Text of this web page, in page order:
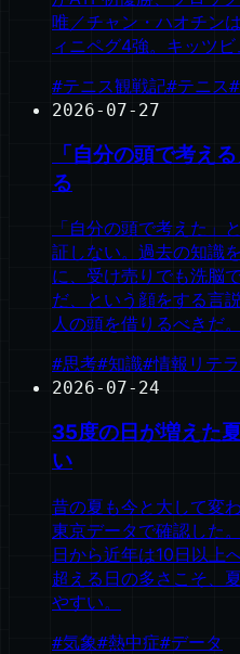
唯／チャン・ハオチン
ィニペグ4強。キッツビ
#テニス観戦記#テニス#
2026-07-27
「自分の頭で考え
る
「自分の頭で考えた」
証しない。過去の知識
に、受け売りでも洗脳
だ、という顔をする言
人の頭を借りるべきだ。
#思考#知識#情報リテ
2026-07-24
35度の日が増えた
い
昔の夏も今と大して変
東京データで確認した
日から近年は10日以上
超える日の多さこそ、
やすい。
#気象#熱中症#データ